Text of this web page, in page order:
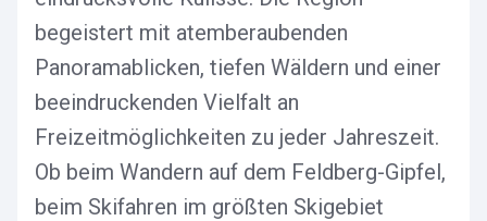
begeistert mit atemberaubenden
Panoramablicken, tiefen Wäldern und einer
beeindruckenden Vielfalt an
Freizeitmöglichkeiten zu jeder Jahreszeit.
Ob beim Wandern auf dem Feldberg-Gipfel,
beim Skifahren im größten Skigebiet